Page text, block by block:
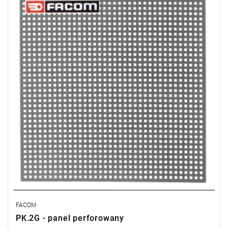
sugerowanych zamienników.
Wymiary całkowite: 444 x 444 x 10 mm.
Masa: 1.16 kg.
FACOM
PK.2G - panel perforowany